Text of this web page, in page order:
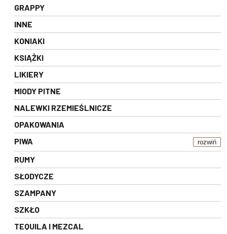
GRAPPY
INNE
KONIAKI
KSIĄŻKI
LIKIERY
MIODY PITNE
NALEWKI RZEMIEŚLNICZE
OPAKOWANIA
PIWA
rozwiń
RUMY
SŁODYCZE
SZAMPANY
SZKŁO
TEQUILA I MEZCAL